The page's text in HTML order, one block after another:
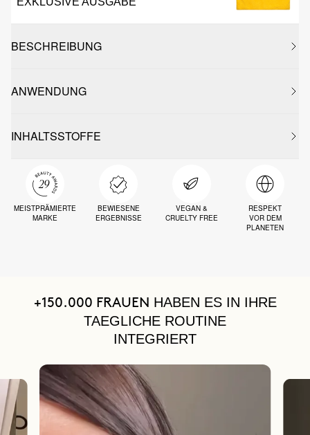
BESCHREIBUNG
ANWENDUNG
INHALTSSTOFFE
MEISTPRÄMIERTE
MARKE
BEWIESENE
ERGEBNISSE
VEGAN &
CRUELTY FREE
RESPEKT
VOR DEM
PLANETEN
+150.000 FRAUEN HABEN ES IN IHRE
TAEGLICHE ROUTINE
INTEGRIERT